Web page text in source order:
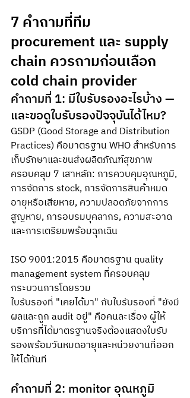
7 คำถามที่ทีม
procurement และ supply
chain ควรถามก่อนเลือก
cold chain provider
คำถามที่ 1: มีใบรับรองอะไรบ้าง —
และขอดูใบรับรองปัจจุบันได้ไหม?
GSDP (Good Storage and Distribution
Practices) คือมาตรฐาน WHO สำหรับการ
เก็บรักษาและขนส่งผลิตภัณฑ์สุขภาพ
ครอบคลุม 7 เสาหลัก: การควบคุมอุณหภูมิ,
การจัดการ stock, การจัดการสินค้าหมด
อายุหรือเสียหาย, ความปลอดภัยจากการ
สูญหาย, การอบรมบุคลากร, ความสะอาด
และการเตรียมพร้อมฉุกเฉิน
ISO 9001:2015 คือมาตรฐาน quality
management system ที่ครอบคลุม
กระบวนการโดยรวม
ใบรับรองที่ "เคยได้มา" กับใบรับรองที่ "ยังมี
ผลและถูก audit อยู่" คือคนละเรื่อง ผู้ให้
บริการที่ได้มาตรฐานจริงต้องแสดงใบรับ
รองพร้อมวันหมดอายุและหน่วยงานที่ออก
ให้ได้ทันที
คำถามที่ 2: monitor อุณหภูมิ